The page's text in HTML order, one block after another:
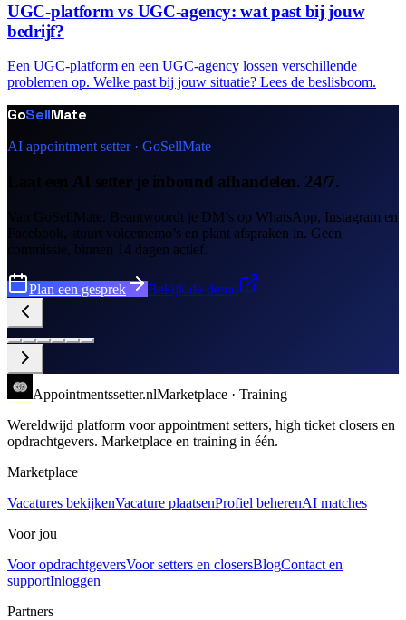
UGC-platform vs UGC-agency: wat past bij jouw
bedrijf?
Een UGC-platform en een UGC-agency lossen verschillende
problemen op. Welke past bij jouw situatie? Lees de beslisboom.
GoSellMate
AI appointment setter · GoSellMate
Laat een AI setter je inbound afhandelen. 24/7.
Van GoSellMate. Beantwoordt je DM’s op WhatsApp, Instagram en
Facebook, stuurt voicememo’s en plant afspraken in. Geen
commissie, binnen 14 dagen actief.
Plan een gesprek Bekijk de demo
Appointmentssetter.nlMarketplace · Training
Wereldwijd platform voor appointment setters, high ticket closers en
opdrachtgevers. Marketplace en training in één.
Marketplace
Vacatures bekijkenVacature plaatsenProfiel beherenAI matches
Voor jou
Voor opdrachtgeversVoor setters en closersBlogContact en
supportInloggen
Partners